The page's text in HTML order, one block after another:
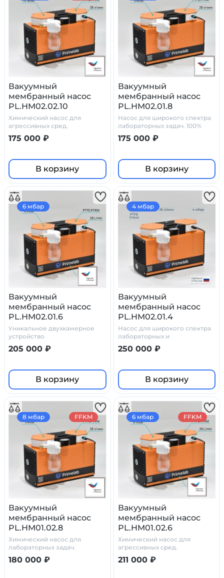
Вакуумный
мембранный насос
PL.HM02.02.10
Химический насос для
агрессивных сред.
175 000 ₽
В корзину
Вакуумный
мембранный насос
PL.HM02.01.8
Насос для широкого спектра
лабораторных задач. 100%
химостойкость
175 000 ₽
В корзину
Вакуумный
мембранный насос
PL.HM02.01.6
Уникальное двухкамерное
устройство
205 000 ₽
В корзину
6 мбар
Вакуумный
мембранный насос
PL.HM02.01.4
Насос для широкого спектра
лабораторных и
производственных задач.
100% химостойкость
250 000 ₽
В корзину
4 мбар
Вакуумный
мембранный насос
PL.HM01.02.8
Химический насос для
лабораторных задач.
180 000 ₽
8 мбар FFKM
Вакуумный
мембранный насос
PL.HM01.02.6
Химический насос для
агрессивных сред.
Незаменимое устройство для
выполнения
211 000 ₽
6 мбар FFKM